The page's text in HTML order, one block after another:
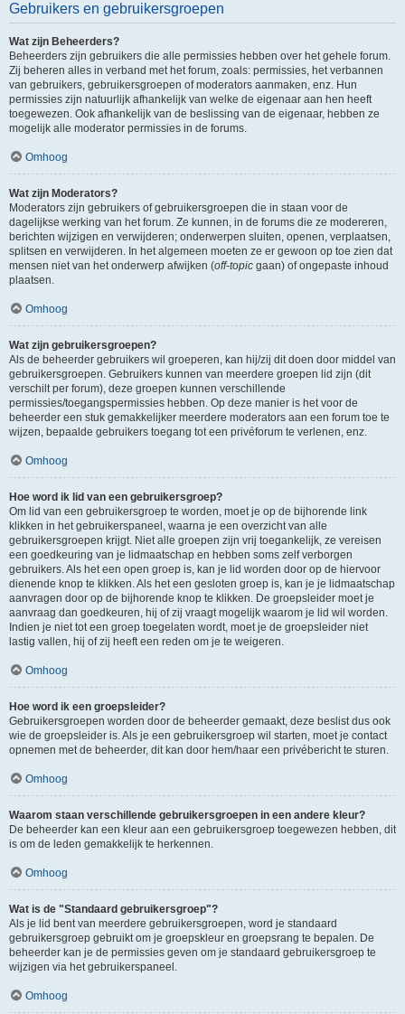
Gebruikers en gebruikersgroepen
Wat zijn Beheerders?
Beheerders zijn gebruikers die alle permissies hebben over het gehele forum.
Zij beheren alles in verband met het forum, zoals: permissies, het verbannen
van gebruikers, gebruikersgroepen of moderators aanmaken, enz. Hun
permissies zijn natuurlijk afhankelijk van welke de eigenaar aan hen heeft
toegewezen. Ook afhankelijk van de beslissing van de eigenaar, hebben ze
mogelijk alle moderator permissies in de forums.
Omhoog
Wat zijn Moderators?
Moderators zijn gebruikers of gebruikersgroepen die in staan voor de
dagelijkse werking van het forum. Ze kunnen, in de forums die ze modereren,
berichten wijzigen en verwijderen; onderwerpen sluiten, openen, verplaatsen,
splitsen en verwijderen. In het algemeen moeten ze er gewoon op toe zien dat
mensen niet van het onderwerp afwijken (off-topic gaan) of ongepaste inhoud
plaatsen.
Omhoog
Wat zijn gebruikersgroepen?
Als de beheerder gebruikers wil groeperen, kan hij/zij dit doen door middel van
gebruikersgroepen. Gebruikers kunnen van meerdere groepen lid zijn (dit
verschilt per forum), deze groepen kunnen verschillende
permissies/toegangspermissies hebben. Op deze manier is het voor de
beheerder een stuk gemakkelijker meerdere moderators aan een forum toe te
wijzen, bepaalde gebruikers toegang tot een privéforum te verlenen, enz.
Omhoog
Hoe word ik lid van een gebruikersgroep?
Om lid van een gebruikersgroep te worden, moet je op de bijhorende link
klikken in het gebruikerspaneel, waarna je een overzicht van alle
gebruikersgroepen krijgt. Niet alle groepen zijn vrij toegankelijk, ze vereisen
een goedkeuring van je lidmaatschap en hebben soms zelf verborgen
gebruikers. Als het een open groep is, kan je lid worden door op de hiervoor
dienende knop te klikken. Als het een gesloten groep is, kan je je lidmaatschap
aanvragen door op de bijhorende knop te klikken. De groepsleider moet je
aanvraag dan goedkeuren, hij of zij vraagt mogelijk waarom je lid wil worden.
Indien je niet tot een groep toegelaten wordt, moet je de groepsleider niet
lastig vallen, hij of zij heeft een reden om je te weigeren.
Omhoog
Hoe word ik een groepsleider?
Gebruikersgroepen worden door de beheerder gemaakt, deze beslist dus ook
wie de groepsleider is. Als je een gebruikersgroep wil starten, moet je contact
opnemen met de beheerder, dit kan door hem/haar een privébericht te sturen.
Omhoog
Waarom staan verschillende gebruikersgroepen in een andere kleur?
De beheerder kan een kleur aan een gebruikersgroep toegewezen hebben, dit
is om de leden gemakkelijk te herkennen.
Omhoog
Wat is de "Standaard gebruikersgroep"?
Als je lid bent van meerdere gebruikersgroepen, word je standaard
gebruikersgroep gebruikt om je groepskleur en groepsrang te bepalen. De
beheerder kan je de permissies geven om je standaard gebruikersgroep te
wijzigen via het gebruikerspaneel.
Omhoog